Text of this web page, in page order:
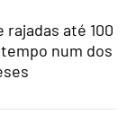
até 100
num dos